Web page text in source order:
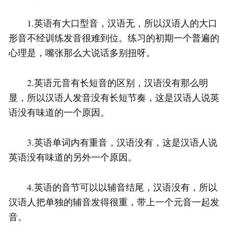
1.英语有大口型音，汉语无，所以汉语人的大口
形音不经训练发音很难到位。练习的初期一个普遍的
心理是，嘴张那么大说话多别扭呀。
2.英语元音有长短音的区别，汉语没有那么明
显，所以汉语人发音没有长短节奏，这是汉语人说英
语没有味道的一个原因。
3.英语单词内有重音，汉语没有，这是汉语人说
英语没有味道的另外一个原因。
4.英语的音节可以以辅音结尾，汉语没有，所以
汉语人把单独的辅音发得很重，带上一个元音一起发
音。